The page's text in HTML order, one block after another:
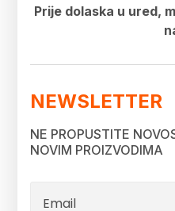
Prije dolaska u ured,
NEWSLETTER
NE PROPUSTITE
NOVIM PROIZVODIMA